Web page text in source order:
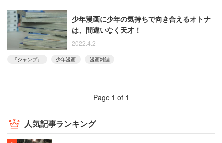
少年漫画に少年の気持ちで向き合えるオトナ
は、間違いなく天才！
2022.4.2
『ジャンプ』 少年漫画 漫画雑誌
Page 1 of 1
人気記事ランキング